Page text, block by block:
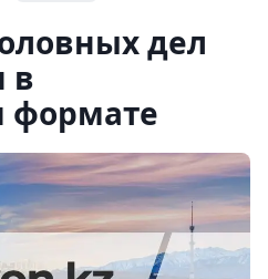
дел
в
формате